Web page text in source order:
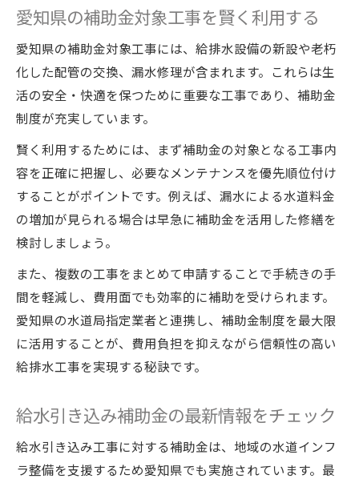
愛知県の補助金対象工事を賢く利用する
愛知県の補助金対象工事には、給排水設備の新設や老朽
化した配管の交換、漏水修理が含まれます。これらは生
活の安全・快適を保つために重要な工事であり、補助金
制度が充実しています。
賢く利用するためには、まず補助金の対象となる工事内
容を正確に把握し、必要なメンテナンスを優先順位付け
することがポイントです。例えば、漏水による水道料金
の増加が見られる場合は早急に補助金を活用した修繕を
検討しましょう。
また、複数の工事をまとめて申請することで手続きの手
間を軽減し、費用面でも効率的に補助を受けられます。
愛知県の水道局指定業者と連携し、補助金制度を最大限
に活用することが、費用負担を抑えながら信頼性の高い
給排水工事を実現する秘訣です。
給水引き込み補助金の最新情報をチェック
給水引き込み工事に対する補助金は、地域の水道インフ
ラ整備を支援するため愛知県でも実施されています。最